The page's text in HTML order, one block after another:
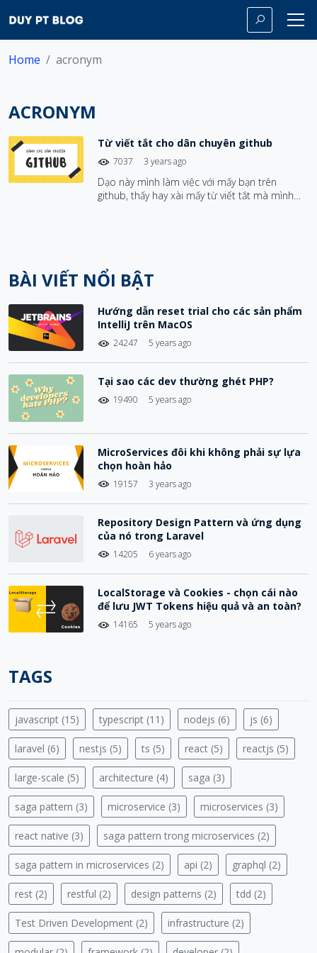
Home acronym
ACRONYM
Từ viết tắt cho dân chuyên github
7037 3 years ago
Dạo này mình làm việc với mấy bạn trên
github, thấy hay xài mấy từ viết tắt mà mình
BÀI VIẾT NỔI BẬT
Hướng dẫn reset trial cho các sản phẩm
IntelliJ trên MacOS
24247 5 years ago
Tại sao các dev thường ghét PHP?
19490 5 years ago
MicroServices đôi khi không phải sự lựa
chọn hoàn hảo
19157 3 years ago
Repository Design Pattern và ứng dụng
của nó trong Laravel
14205 6 years ago
LocalStorage và Cookies - chọn cái nào
để lưu JWT Tokens hiệu quả và an toàn?
14165 5 years ago
TAGS
javascript (15) typescript (11) nodejs (6) js (6)
laravel (6) nestjs (5) ts (5) react (5) reactjs (5)
large-scale (5) architecture (4) saga (3)
saga pattern (3) microservice (3) microservices (3)
react native (3) saga pattern trong microservices (2)
saga pattern in microservices (2) api (2) graphql (2)
rest (2) restful (2) design patterns (2) tdd (2)
Test Driven Development (2) infrastructure (2)